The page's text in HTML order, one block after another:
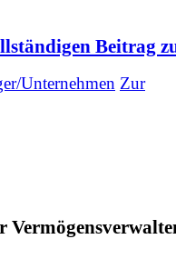
Beitrag
Unternehmen Zur